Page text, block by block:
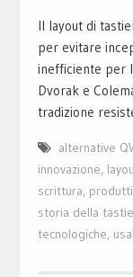
Il layout di
per evitare
inefficiente per
Dvorak e
tradizione
alternative
innovazione,
scrittura,
storia della
tecnologiche,